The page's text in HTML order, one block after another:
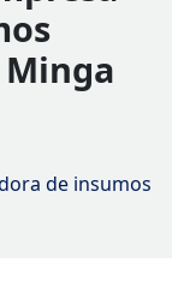
de insumos